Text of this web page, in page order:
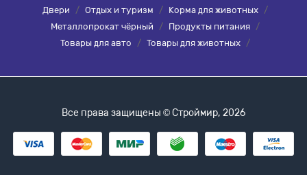
Двери
/ Отдых и туризм / Корма для животных /
Металлопрокат чёрный
/ Продукты питания /
Товары для авто
/ Товары для животных /
Все права защищены © Строймир, 2026